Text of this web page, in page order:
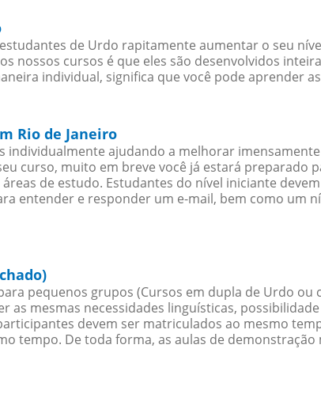
de Urdo rapitamente aumentar o seu
nossos cursos é que eles são desenvolvidos
individual, significa que você pode aprender
Rio de Janeiro
individualmente ajudando a melhorar
curso, muito em breve você já estará preparado
de estudo. Estudantes do nível iniciante
entender e responder um e-mail, bem como um
pequenos grupos (Cursos em dupla de Urdo
as mesmas necessidades linguísticas,
devem ser matriculados ao mesmo
tempo. De toda forma, as aulas de